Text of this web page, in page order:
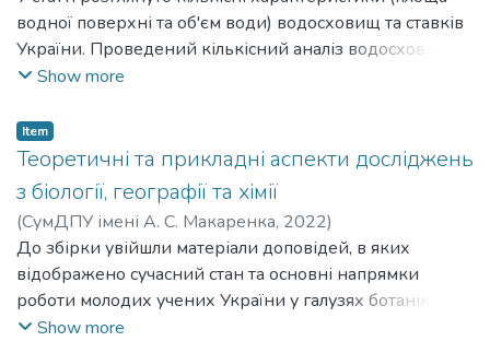
мотивація вивчати більше.
Данильченко Олена Сергіївна; Danylchenko Olena
Serhiivna
водної поверхні та об'єм води) водосховищ та ставків
України. Проведений кількісний аналіз водосховищ та
ставків України доводить велику їх кількість
та об’ємом води, але їх стан викликає занепокоєння.
Show more
Item
Теоретичні та прикладні аспекти досліджень
з біології, географії та хімії
(CумДПУ імені А. С. Макаренка, 2022)
До збірки увійшли матеріали доповідей, в яких
відображено сучасний стан та основні напрямки
роботи молодих учених України у галузях ботаніки,
зоології, мікології, фізіології рослин, людини та тварин,
Show more